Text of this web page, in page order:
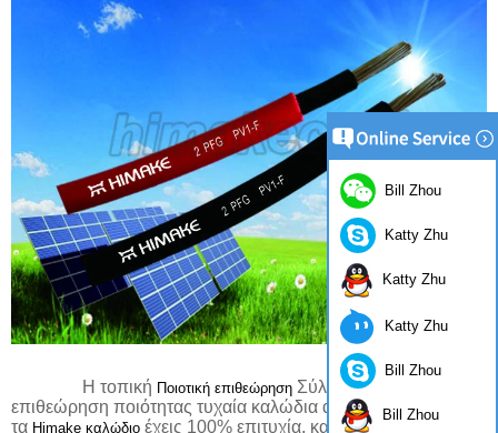
Η τοπική Ποιοτική επιθεώρηση Σύλλογος είχε κάνει μια
επιθεώρηση ποιότητας τυχαία καλώδια από την αγορά, όλα
τα Himake καλώδιο έχεις 100% επιτυχία, και όλοι οι πελάτες
Bill Zhou
Katty Zhu
Katty Zhu
Katty Zhu
Bill Zhou
Bill Zhou